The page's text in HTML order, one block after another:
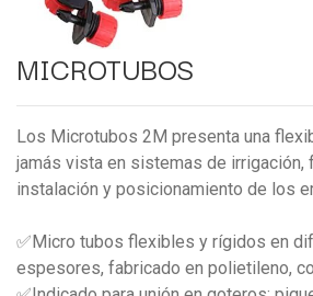
MICROTUBOS
Los Microtubos 2M presenta una
jamás vista en sistemas de irrigación,
instalación y posicionamiento de los
✅Micro tubos flexibles y rígidos en
espesores, fabricado en polietileno,